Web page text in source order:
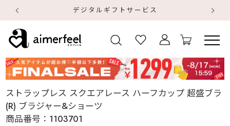
デジタルギフトサービス
ストラップレス スクエアレース ハーフカップ 超盛ブラ
(R) ブラジャー&ショーツ
商品番号： 1103701